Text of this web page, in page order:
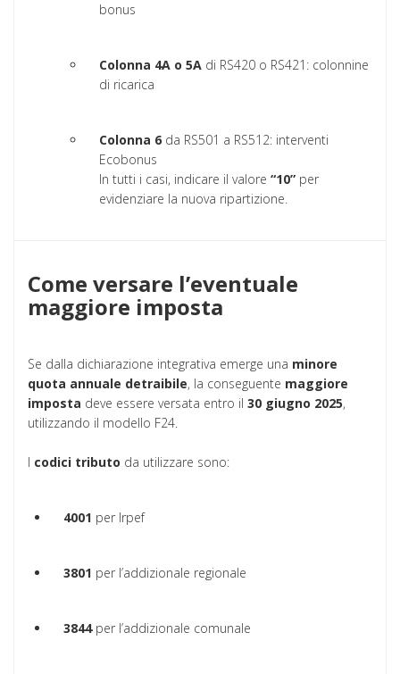
bonus
Colonna 4A o 5A di RS420 o RS421: colonnine
di ricarica
Colonna 6 da RS501 a RS512: interventi
Ecobonus
In tutti i casi, indicare il valore “10” per
evidenziare la nuova ripartizione.
Come versare l’eventuale
maggiore imposta
Se dalla dichiarazione integrativa emerge una minore
quota annuale detraibile, la conseguente maggiore
imposta deve essere versata entro il 30 giugno 2025,
utilizzando il modello F24.
I codici tributo da utilizzare sono:
4001 per Irpef
3801 per l’addizionale regionale
3844per l’addizionale comunale